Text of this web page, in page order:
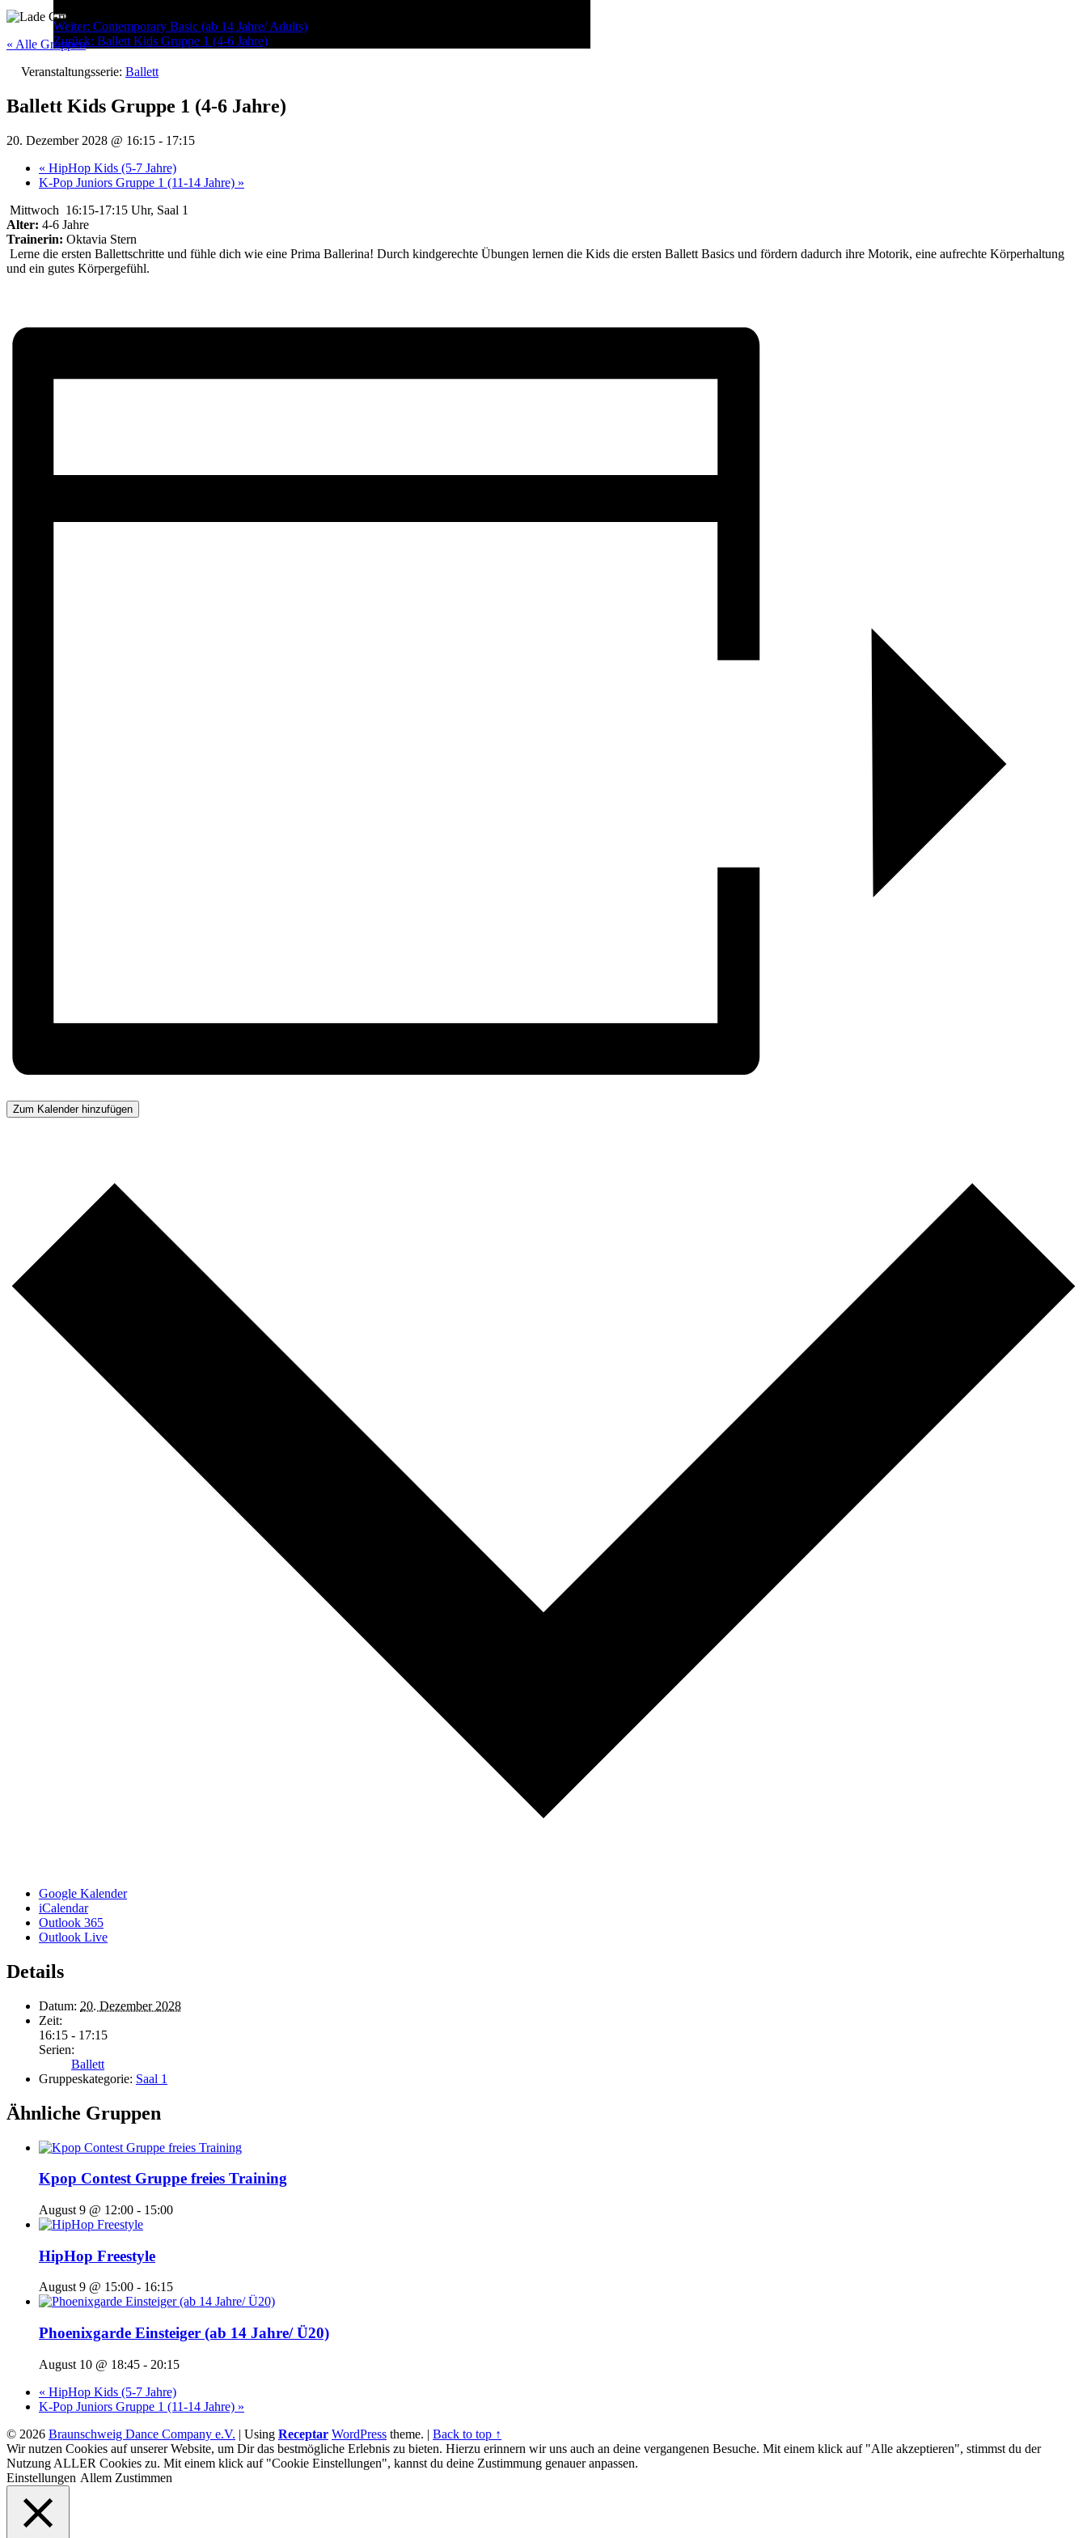
Menu
Post
navigation
Weiter: Contemporary Basic (ab 14 Jahre/ Adults)
Zurück: Ballett Kids Gruppe 1 (4-6 Jahre)
« Alle Gruppen
Veranstaltungsserie: Ballett
Ballett Kids Gruppe 1 (4-6 Jahre)
20. Dezember 2028 @ 16:15 - 17:15
« HipHop Kids (5-7 Jahre)
K-Pop Juniors Gruppe 1 (11-14 Jahre) »
Mittwoch 16:15-17:15 Uhr, Saal 1
Alter: 4-6 Jahre
Trainerin: Oktavia Stern
Lerne die ersten Ballettschritte und fühle dich wie eine Prima Ballerina! Durch kindgerechte Übungen lernen die Kids die ersten Ballett Basics und fördern dadurch ihre Motorik, eine aufrechte Körperhaltung
und ein gutes Körpergefühl.
Zum Kalender hinzufügen
Google Kalender
iCalendar
Outlook 365
Outlook Live
Details
Datum: 20. Dezember 2028
Zeit:
16:15 - 17:15
Serien:
Ballett
Gruppeskategorie: Saal 1
Ähnliche Gruppen
Kpop Contest Gruppe freies Training
August 9 @ 12:00 - 15:00
HipHop Freestyle
August 9 @ 15:00 - 16:15
Phoenixgarde Einsteiger (ab 14 Jahre/ Ü20)
August 10 @ 18:45 - 20:15
« HipHop Kids (5-7 Jahre)
K-Pop Juniors Gruppe 1 (11-14 Jahre) »
© 2026 Braunschweig Dance Company e.V. | Using Receptar WordPress theme. | Back to top ↑
Wir nutzen Cookies auf unserer Website, um Dir das bestmögliche Erlebnis zu bieten. Hierzu erinnern wir uns auch an deine vergangenen Besuche. Mit einem klick auf "Alle akzeptieren", stimmst du der
Nutzung ALLER Cookies zu. Mit einem klick auf "Cookie Einstellungen", kannst du deine Zustimmung genauer anpassen.
Einstellungen Allem Zustimmen